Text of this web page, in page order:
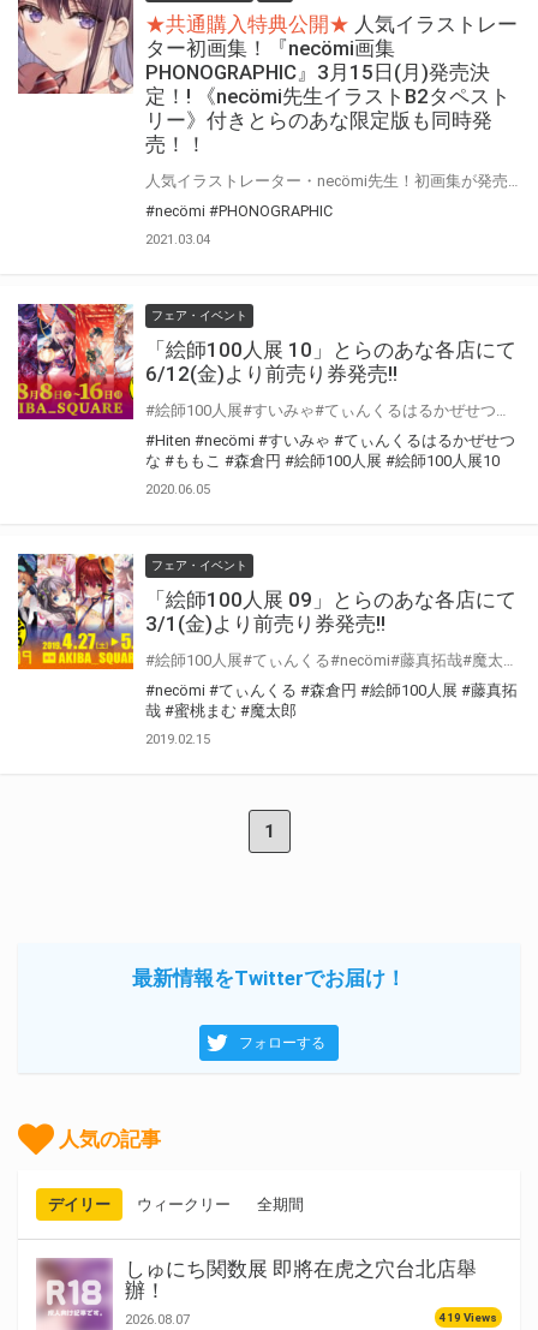
★共通購入特典公開★ 人気イラストレー
ター初画集！『necömi画集
PHONOGRAPHIC』3月15日(月)発売決
定！! 《necömi先生イラストB2タペスト
リー》付きとらのあな限定版も同時発
売！！
#necömi #PHONOGRAPHIC
2021.03.04
フェア・イベント
「絵師100人展 10」とらのあな各店にて
6/12(金)より前売り券発売!!
#Hiten #necömi #すいみゃ #てぃんくるはるかぜせつ
な #ももこ #森倉円 #絵師100人展 #絵師100人展10
2020.06.05
フェア・イベント
「絵師100人展 09」とらのあな各店にて
3/1(金)より前売り券発売!!
#necömi #てぃんくる #森倉円 #絵師100人展 #藤真拓
哉 #蜜桃まむ #魔太郎
2019.02.15
1
最新情報をTwitterでお届け！
フォローする
人気の記事
デイリー ウィークリー 全期間
しゅにち関数展 即將在虎之穴台北店舉
辦！
2026.08.07 419 Views